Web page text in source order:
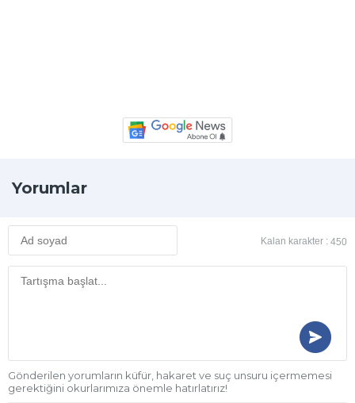
Yorumlar
Kalan karakter : 450
Gönderilen yorumların küfür, hakaret ve suç unsuru içermemesi
gerektiğini okurlarımıza önemle hatırlatırız!